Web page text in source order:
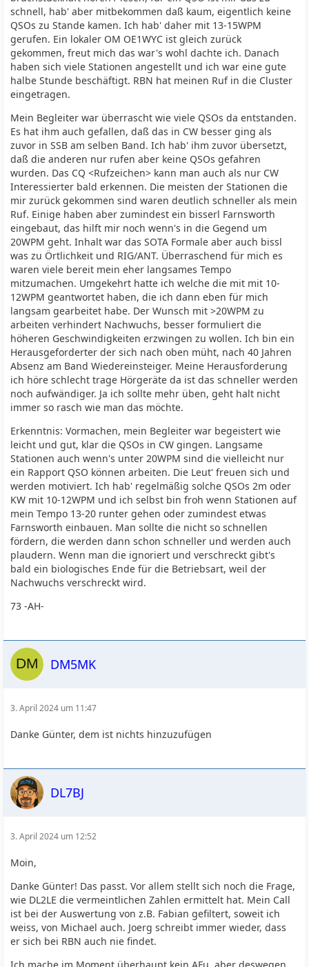
schnell, hab' aber mitbekommen daß kaum, eigentlich keine
QSOs zu Stande kamen. Ich hab' daher mit 13-15WPM
gerufen. Ein lokaler OM OE1WYC ist gleich zurück
gekommen, freut mich das war's wohl dachte ich. Danach
haben sich viele Stationen angestellt und ich war eine gute
halbe Stunde beschäftigt. RBN hat meinen Ruf in die Cluster
eingetragen.
Mein Begleiter war überrascht wie viele QSOs da entstanden.
Es hat ihm auch gefallen, daß das in CW besser ging als
zuvor in SSB am selben Band. Ich hab' ihm zuvor übersetzt,
daß die anderen nur rufen aber keine QSOs gefahren
wurden. Das CQ <Rufzeichen> kann man auch als nur CW
Interessierter bald erkennen. Die meisten der Stationen die
mir zurück gekommen sind waren deutlich schneller als mein
Ruf. Einige haben aber zumindest ein bisserl Farnsworth
eingebaut, das hilft mir noch wenn's in die Gegend um
20WPM geht. Inhalt war das SOTA Formale aber auch bissl
was zu Örtlichkeit und RIG/ANT. Überraschend für mich es
waren viele bereit mein eher langsames Tempo
mitzumachen. Umgekehrt hatte ich welche die mit mit 10-
12WPM geantwortet haben, die ich dann eben für mich
langsam gearbeitet habe. Der Wunsch mit >20WPM zu
arbeiten verhindert Nachwuchs, besser formuliert die
höheren Geschwindigkeiten erzwingen zu wollen. Ich bin ein
Herausgeforderter der sich nach oben müht, nach 40 Jahren
Absenz am Band Wiedereinsteiger. Meine Herausforderung
ich höre schlecht trage Hörgeräte da ist das schneller werden
noch aufwändiger. Ja ich sollte mehr üben, geht halt nicht
immer so rasch wie man das möchte.
Erkenntnis: Vormachen, mein Begleiter war begeistert wie
leicht und gut, klar die QSOs in CW gingen. Langsame
Stationen auch wenn's unter 20WPM sind die vielleicht nur
ein Rapport QSO können arbeiten. Die Leut' freuen sich und
werden motiviert. Ich hab' regelmäßig solche QSOs 2m oder
KW mit 10-12WPM und ich selbst bin froh wenn Stationen auf
mein Tempo 13-20 runter gehen oder zumindest etwas
Farnsworth einbauen. Man sollte die nicht so schnellen
fördern, die werden dann schon schneller und werden auch
plaudern. Wenn man die ignoriert und verschreckt gibt's
bald ein biologisches Ende für die Betriebsart, weil der
Nachwuchs verschreckt wird.
73 -AH-
DM5MK
3. April 2024 um 11:47
Danke Günter, dem ist nichts hinzuzufügen
DL7BJ
3. April 2024 um 12:52
Moin,
Danke Günter! Das passt. Vor allem stellt sich noch die Frage,
wie DL2LE die vermeintlichen Zahlen ermittelt hat. Mein Call
ist bei der Auswertung von z.B. Fabian gefiltert, soweit ich
weiss, von Michael auch. Joerg schreibt immer wieder, dass
er sich bei RBN auch nie findet.